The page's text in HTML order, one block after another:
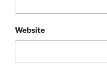
Website